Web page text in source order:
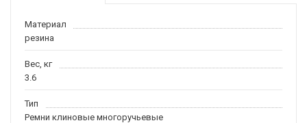
Материал
резина
Вес, кг
3.6
Тип
Ремни клиновые многоручьевые